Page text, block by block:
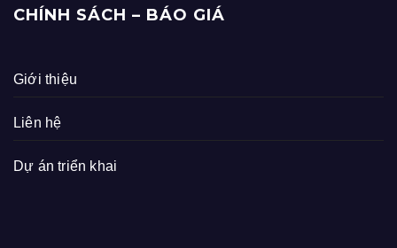
CHÍNH SÁCH – BÁO GIÁ
Giới thiệu
Liên hệ
Dự án triển khai